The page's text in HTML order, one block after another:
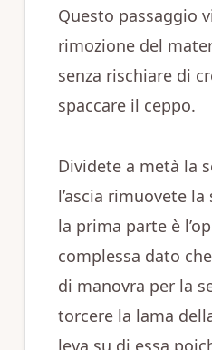
Questo passaggio
rimozione del
senza rischiare di
spaccare il ceppo.
Dividete a metà la
l’ascia rimuovete
la prima parte è
complessa dato
di manovra per la
torcere la lama
leva su di essa